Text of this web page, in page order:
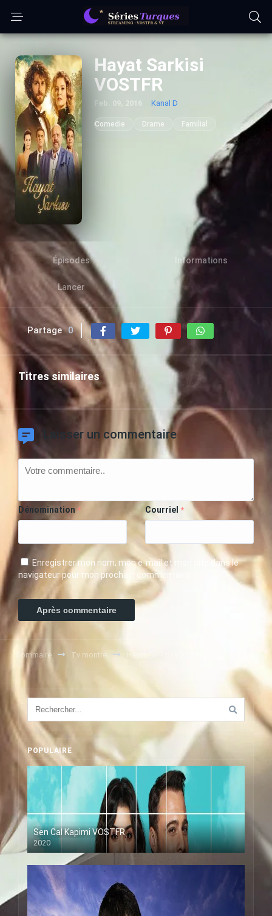
Hayat Sarkisi
VOSTFR
Feb. 09, 2016 Kanal D
Comedie Drame Familial
Épisodes Informations
Lancer
Partage 0
Titres similaires
Laisser un commentaire
Dénomination* Courriel *
Enregistrer mon nom, mon e-mail et mon site dans le
navigateur pour mon prochain commentaire.
Sommaire Tv montre
POPULAIRE
Sen Cal Kapimi VOSTFR
2020